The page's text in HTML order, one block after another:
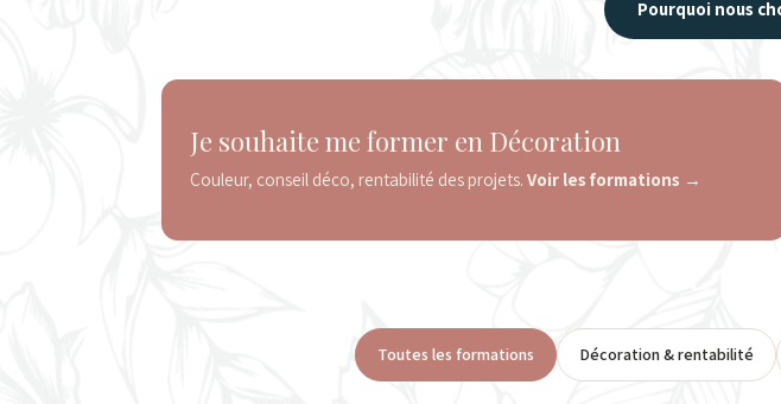
Pourquoi nous
Je souhaite me former en Décoration
Couleur, conseil déco, rentabilité des projets. Voir les formations →
Toutes les formations Décoration & rentabilité